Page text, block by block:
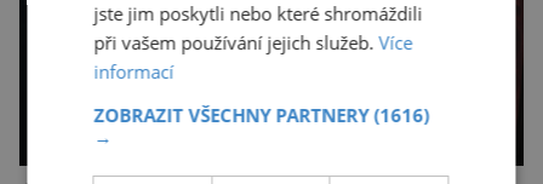
jste jim poskytli nebo které shromáždili
při vašem používání jejich služeb.Více
informací
ZOBRAZIT VŠECHNY PARTNERY(1616)
→